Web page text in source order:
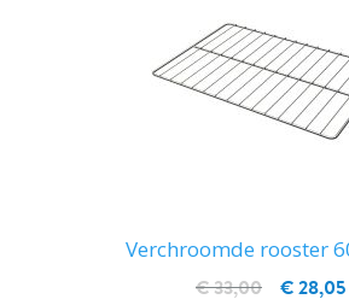
Verchroomde rooster
€ 28,05
€ 33,00